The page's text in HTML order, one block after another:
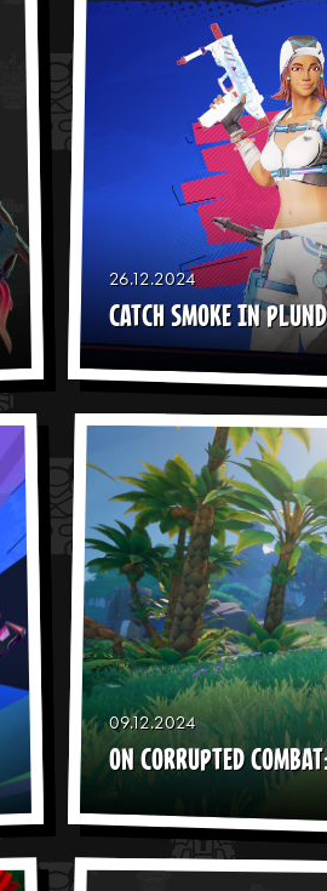
26.12.2024
CATCH SMOKE IN
09.12.2024
ON CORRUPTED